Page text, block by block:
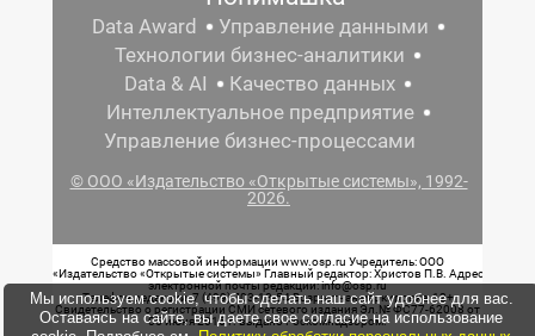
Data Award
Управление данными
Технологии бизнес-аналитики
Data & AI
Качество данных
Интеллектуальное предприятие
Управление бизнес-процессами
© ООО «Издательство «Открытые системы», 1992-
2026.
Средство массовой информации www.osp.ru Учредитель: ООО
«Издательство «Открытые системы» Главный редактор: Христов П.В. Адрес
электронной почты редакции: info@osp.ru
Телефон редакции: 7 (499) 703-18-54 Возрастная маркировка: 12+
Свидетельство о регистрации СМИ сетевого издания Эл.№ ФС77-62008 от
05 июня 2015 г. выдано Роскомнадзором.
Мы используем cookie, чтобы сделать наш сайт удобнее для вас.
Оставаясь на сайте, вы даете свое согласие на использование